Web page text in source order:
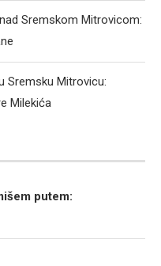
Sremskom Mitrovicom:
Sremsku Mitrovicu:
Milekića
putem: